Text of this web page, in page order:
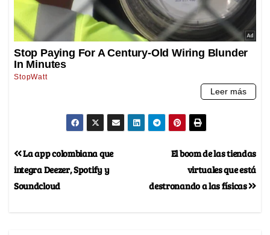
El boom de las tiendas
virtuales que está
destronando a las físicas
La app colombiana que
integra Deezer, Spotify y
Soundcloud